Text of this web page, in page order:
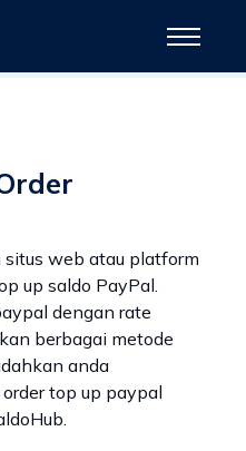
situs web atau platform
up saldo PayPal.
dengan rate
berbagai metode
anda
top up paypal